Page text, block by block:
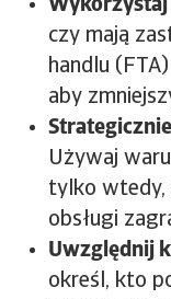
czy mają
handlu
aby
Używaj
tylko wtedy,
obsługi
Uwzględnij
określ, kto